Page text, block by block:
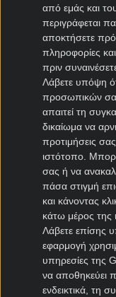
από εμάς και
περιγράφεται
αποκτήσετε
πληροφορίες
πριν
Λάβετε υπόψη
προσωπικών
απαιτεί τη
δικαίωμα να
προτιμήσεις
ιστότοπο.
σας ή να
πάσα στιγμή
και κάνοντας
κάτω μέρος της
Λάβετε επίσης
εφαρμογή
υπηρεσίες της
να αποθηκεύει
ενδεικτικά, τη
Παρί Σεν
Μονακό
Μαρσέιγ
Λυών
Ηρακλής
ΠΑΣ Γιάννινα
Πανιώνιος
Καλλιθέα
Καλαμάτα
Νίκη Βόλου
Πάφος